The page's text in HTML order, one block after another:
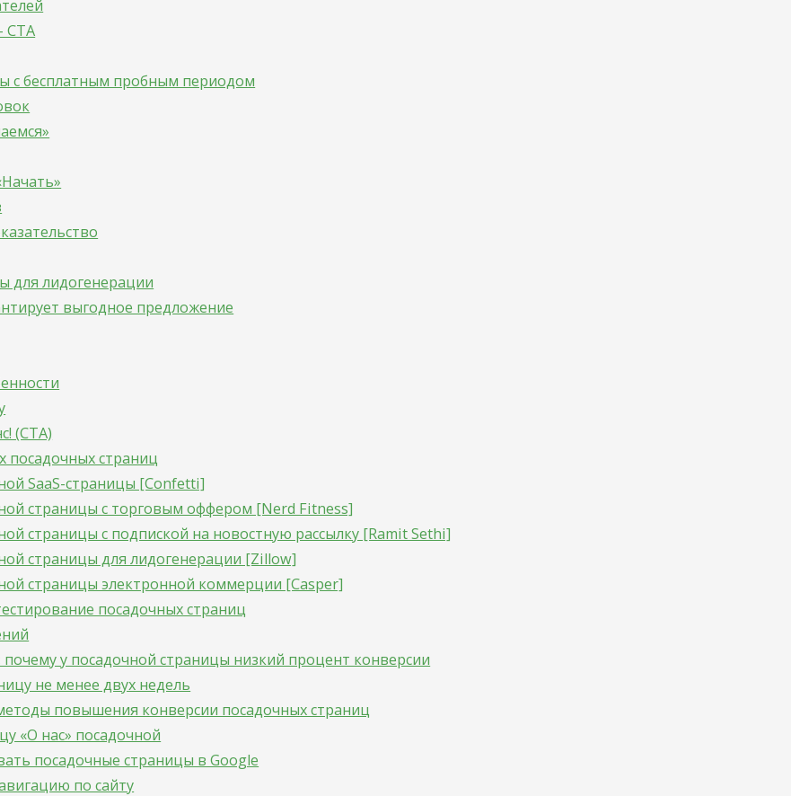
CTA
с бесплатным пробным периодом
для лидогенерации
выгодное предложение
(CTA)
страниц
SaaS-страницы [Confetti]
страницы с торговым оффером [Nerd Fitness]
страницы с подпиской на новостную рассылку [Ramit Sethi]
страницы для лидогенерации [Zillow]
страницы электронной коммерции [Casper]
посадочных страниц
у посадочной страницы низкий процент конверсии
не менее двух недель
повышения конверсии посадочных страниц
«О нас» посадочной
посадочные страницы в Google
по сайту